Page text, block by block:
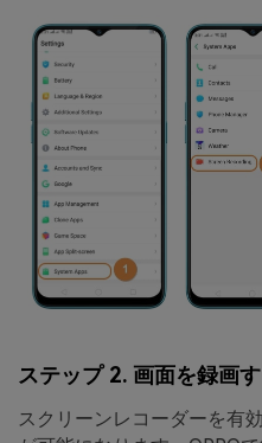
ステップ 2. 画面を録画
スクリーンレコーダーを有